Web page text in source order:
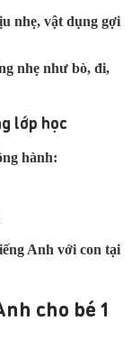
nhẹ, vật dụng gợi
nhẹ như bò, đi,
lớp học
hành:
Anh với con tại
cho bé 1